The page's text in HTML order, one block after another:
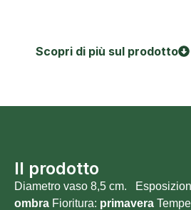
Scopri di più sul prodotto
Il prodotto
Diametro vaso 8,5 cm.
ombra Fioritura: primavera